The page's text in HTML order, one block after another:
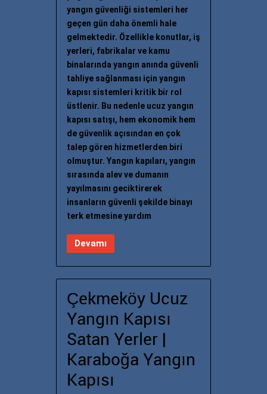
yangın güvenliği sistemleri her
geçen gün daha önemli hale
gelmektedir. Özellikle konutlar, iş
yerleri, fabrikalar ve kamu
binalarında yangın anında güvenli
tahliye sağlanması için yangın
kapısı sistemleri kritik bir rol
üstlenir. Bu nedenle ucuz yangın
kapısı satışı, hem ekonomik hem
de güvenlik açısından en çok
talep gören hizmetlerden biri
olmuştur. Yangın kapıları, yangın
sırasında alev ve dumanın
yayılmasını geciktirerek
insanların güvenli şekilde binayı
terk etmesine yardım
Devamı
Çekmeköy Ucuz
Yangın Kapısı
Satan Yerler |
Karaboğa Yangın
Kapısı